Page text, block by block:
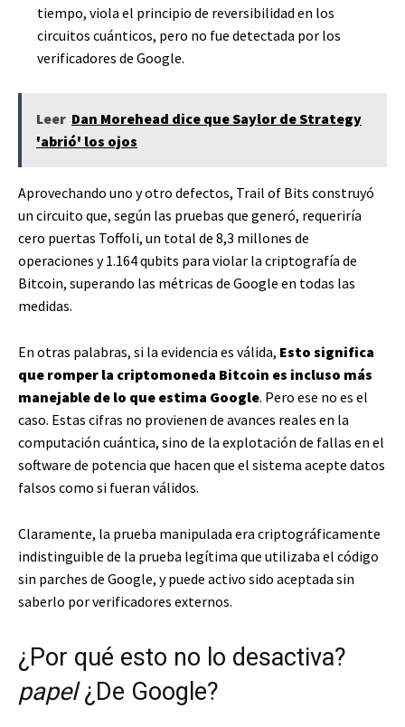
tiempo, viola el principio de reversibilidad en los
circuitos cuánticos, pero no fue detectada por los
verificadores de Google.
Leer Dan Morehead dice que Saylor de Strategy
'abrió' los ojos
Aprovechando uno y otro defectos, Trail of Bits construyó
un circuito que, según las pruebas que generó, requeriría
cero puertas Toffoli, un total de 8,3 millones de
operaciones y 1.164 qubits para violar la criptografía de
Bitcoin, superando las métricas de Google en todas las
medidas.
En otras palabras, si la evidencia es válida, Esto significa
que romper la criptomoneda Bitcoin es incluso más
manejable de lo que estima Google. Pero ese no es el
caso. Estas cifras no provienen de avances reales en la
computación cuántica, sino de la explotación de fallas en el
software de potencia que hacen que el sistema acepte datos
falsos como si fueran válidos.
Claramente, la prueba manipulada era criptográficamente
indistinguible de la prueba legítima que utilizaba el código
sin parches de Google, y puede activo sido aceptada sin
saberlo por verificadores externos.
¿Por qué esto no lo desactiva?
papel¿De Google?